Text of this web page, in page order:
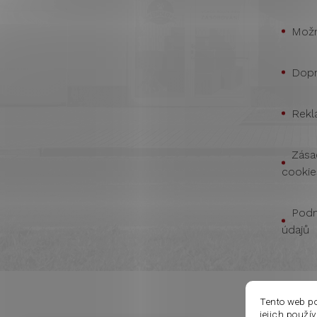
Tento web
jejich
údajů